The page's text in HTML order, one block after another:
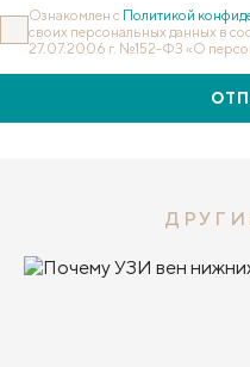
Ознакомлен с Политикой
своих персональных данных в
27.07.2006 г. №152-ФЗ «О